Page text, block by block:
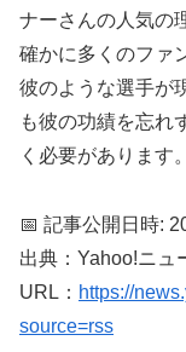
ナーさんの人気の
確かに多くのファ
彼のような選手が
も彼の功績を忘れ
く必要があります。
📅 記事公開日時:
出典：Yahoo!ニュ
URL： https://
source=rss